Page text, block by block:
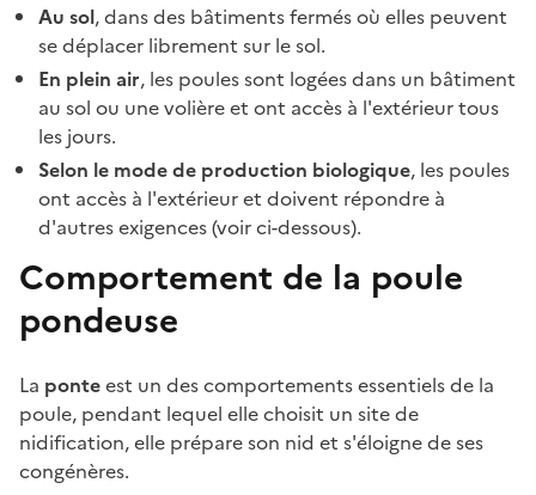
Au sol, dans des bâtiments fermés où elles peuvent
se déplacer librement sur le sol.
En plein air, les poules sont logées dans un bâtiment
au sol ou une volière et ont accès à l'extérieur tous
les jours.
Selon le mode de production biologique, les poules
ont accès à l'extérieur et doivent répondre à
d'autres exigences (voir ci-dessous).
Comportement de la poule
pondeuse
La ponteest un des comportements essentiels de la
poule, pendant lequel elle choisit un site de
nidification, elle prépare son nid et s'éloigne de ses
congénères.